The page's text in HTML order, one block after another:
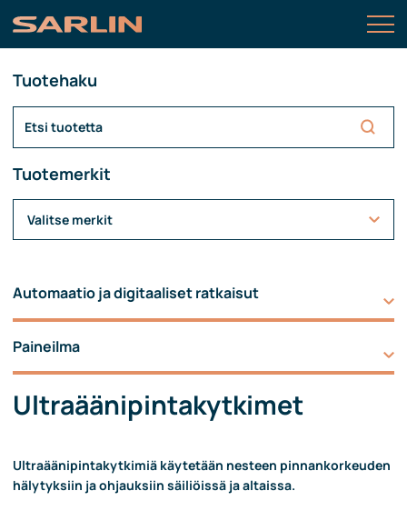
Tuotehaku
Tuotemerkit
Valitse merkit
Automaatio ja digitaaliset ratkaisut
Paineilma
Ultraäänipintakytkimet
Ultraäänipintakytkimiä käytetään nesteen pinnankorkeuden
hälytyksiin ja ohjauksiin säiliöissä ja altaissa.